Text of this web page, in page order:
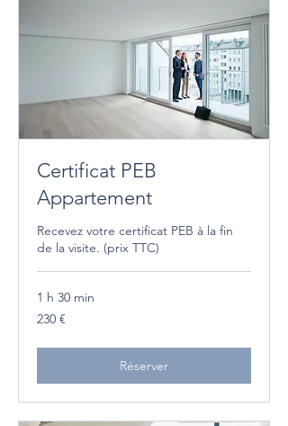
Certificat PEB
Appartement
Recevez votre certificat PEB à la fin
de la visite. (prix TTC)
1 h 30 min
230
euros
230 €
Réserver